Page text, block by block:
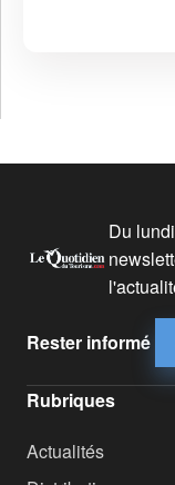
Du
Rester informé
Rubriques
Actualités